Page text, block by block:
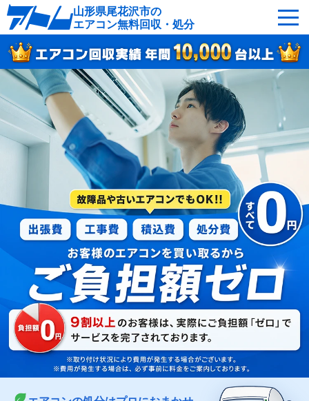
山形県尾花沢市の
エアコン無料回収・処分
サービスの特徴 回収可能なエアコン
対応エリア 回収の流れ
よくあるご質問 運営会社
尾花沢市へ無料出張
最短即日 お急ぎの方はこちら
050-5482-9461
受付：24時間年中無休（通話料無料）
LINEやメールでカンタン依頼
メールで回収依頼 LINEで回収依頼